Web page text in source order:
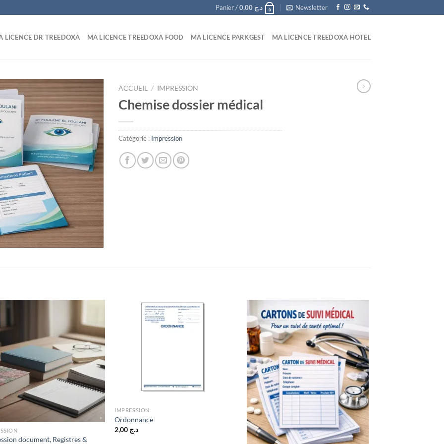
Panier / د.ج 0,00 0 Newsletter
LICENCE DR TREEDOXA MA LICENCE TREEDOXA FOOD MA LICENCE PARKGEST MA LICENCE TREEDOXA HOTEL
ACCUEIL / IMPRESSION
Chemise dossier médical
Catégorie : Impression
document, Registres &
IMPRESSION
Ordonnance
د.ج